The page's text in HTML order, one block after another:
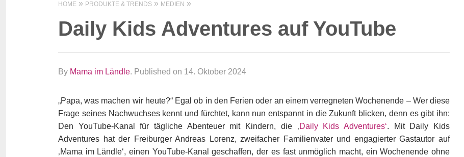
HOME PRODUKTE & TRENDS MEDIEN
Daily Kids Adventures auf YouTube
By Mama im Ländle. Published on 14. Oktober 2024
„Papa, was machen wir heute?“ Egal ob in den Ferien oder an einem verregneten Wochenende – Wer diese
Frage seines Nachwuchses kennt und fürchtet, kann nun entspannt in die Zukunft blicken, denn es gibt ihn:
Den YouTube-Kanal für tägliche Abenteuer mit Kindern, die ‚Daily Kids Adventures‘. Mit Daily Kids
Adventures hat der Freiburger Andreas Lorenz, zweifacher Familienvater und engagierter Gastautor auf
‚Mama im Ländle‘, einen YouTube-Kanal geschaffen, der es fast unmöglich macht, ein Wochenende ohne